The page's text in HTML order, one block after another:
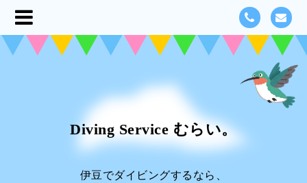
Diving Service むらい。
伊豆でダイビングするなら、